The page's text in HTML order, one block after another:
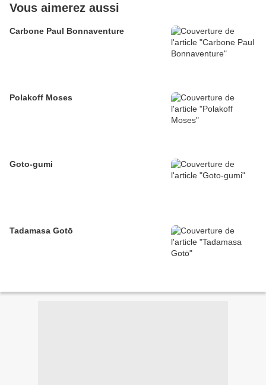
Vous aimerez aussi
Carbone Paul Bonnaventure
Polakoff Moses
Goto-gumi
Tadamasa Gotō